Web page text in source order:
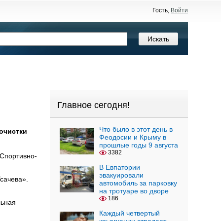
Гость, Войти
Главное сегодня!
Что было в этот день в
Феодосии и Крыму в
прошлые годы 9 августа
3382
В Евпатории
эвакуировали
автомобиль за парковку
на тротуаре во дворе
186
Каждый четвертый